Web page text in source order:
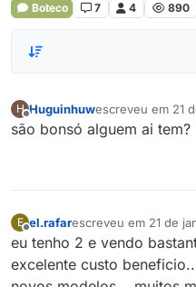
Boteco 7 4 890
H
Offline
Huguinhuwescreveu em 21
última edição por
são bonsó alguem ai tem?
E
Offline
el.rafarescreveu em 21 de
última edição por
eu tenho 2 e vendo
excelente custo